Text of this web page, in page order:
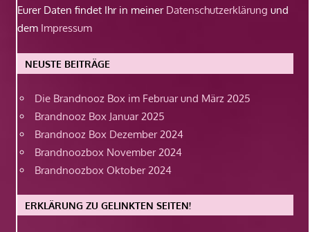
Eurer Daten findet Ihr in meiner Datenschutzerklärung und
dem Impressum
NEUSTE BEITRÄGE
Die Brandnooz Box im Februar und März 2025
Brandnooz Box Januar 2025
Brandnooz Box Dezember 2024
Brandnoozbox November 2024
Brandnoozbox Oktober 2024
ERKLÄRUNG ZU GELINKTEN SEITEN!